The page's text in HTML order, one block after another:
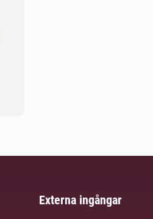
Externa ingångar